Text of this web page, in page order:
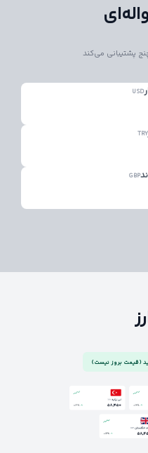
پشتیبانی می‌کند
USD
TRY
GBP
(قیمت بروز نیست)